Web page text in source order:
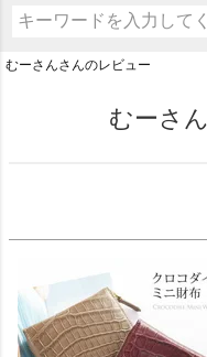
むーさんさんのレビュー
むーさ